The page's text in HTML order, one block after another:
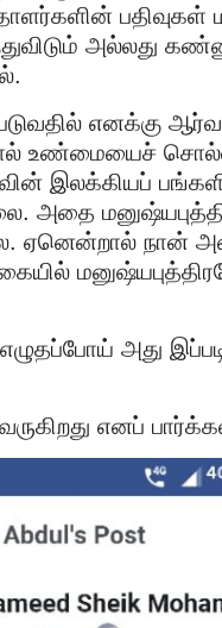
பதிவுகள்
அல்லது
எனக்கு
உண்மையைச்
இலக்கியப்
அதை
ஏனென்றால் நான்
அது
எனப்